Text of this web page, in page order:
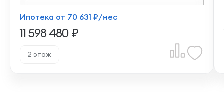
Ипотека от 70 631 ₽/мес
11 598 480 ₽
2 этаж